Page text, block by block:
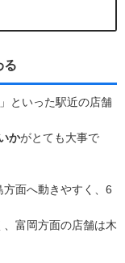
る
といった駅近の店舗
かがとても大事で
面へ動きやすく、6
富岡方面の店舗は木